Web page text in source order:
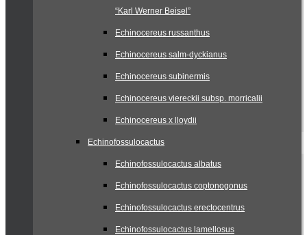
“Karl Werner Beisel”
Echinocereus russanthus
Echinocereus salm-dyckianus
Echinocereus subinermis
Echinocereus viereckii subsp. morricalii
Echinocereus x lloydii
Echinofossulocactus
Echinofossulocactus albatus
Echinofossulocactus coptonogonus
Echinofossulocactus erectocentrus
Echinofossulocactus lamellosus